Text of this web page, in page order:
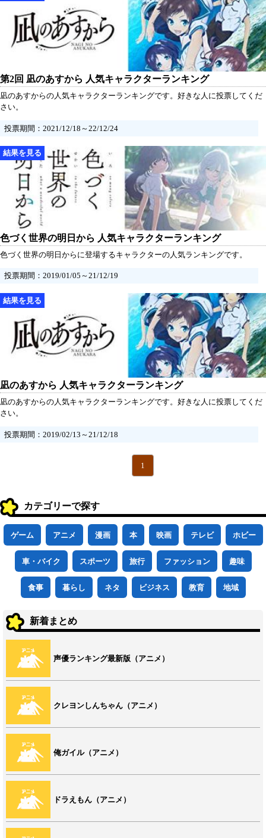
第2回 凪のあすから 人気キャラクターランキング
凪のあすからの人気キャラクターランキングです。好きな人に投票してくだ
さい。
投票期間：2021/12/18～22/12/24
色づく世界の明日から 人気キャラクターランキング
色づく世界の明日からに登場するキャラクターの人気ランキングです。
投票期間：2019/01/05～21/12/19
凪のあすから 人気キャラクターランキング
凪のあすからの人気キャラクターランキングです。好きな人に投票してくだ
さい。
投票期間：2019/02/13～21/12/18
1
カテゴリーで探す
ゲーム アニメ 漫画 本 映画 テレビ ホビー
車・バイク スポーツ 旅行 ファッション 趣味
食事 暮らし ネタ ビジネス 教育 地域
新着まとめ
声優ランキング最新版（アニメ）
クレヨンしんちゃん（アニメ）
俺ガイル（アニメ）
ドラえもん（アニメ）